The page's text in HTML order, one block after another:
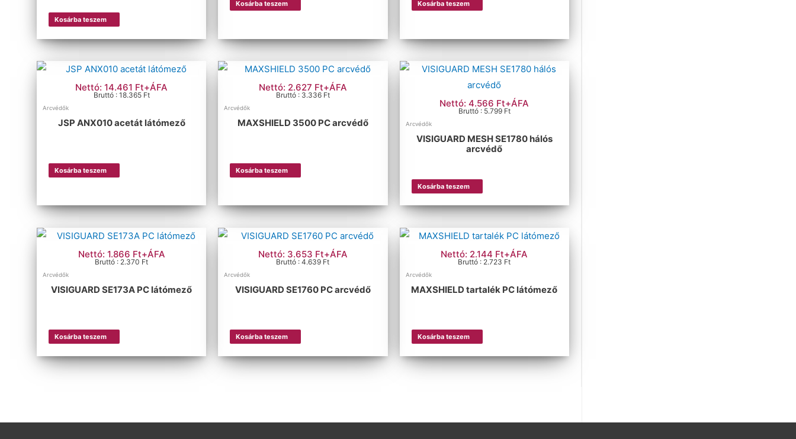
Kosárba teszem
Kosárba teszem Kosárba teszem
Nettó: 14.461 Ft+ÁFA
Bruttó : 18.365 Ft
Arcvédők
JSP ANX010 acetát látómező
Kosárba teszem
Nettó: 2.627 Ft+ÁFA
Bruttó : 3.336 Ft
Arcvédők
MAXSHIELD 3500 PC arcvédő
Kosárba teszem
Nettó: 4.566 Ft+ÁFA
Bruttó : 5.799 Ft
Arcvédők
VISIGUARD MESH SE1780 hálós
arcvédő
Kosárba teszem
Nettó: 1.866 Ft+ÁFA
Bruttó : 2.370 Ft
Arcvédők
VISIGUARD SE173A PC látómező
Kosárba teszem
Nettó: 3.653 Ft+ÁFA
Bruttó : 4.639 Ft
Arcvédők
VISIGUARD SE1760 PC arcvédő
Kosárba teszem
Nettó: 2.144 Ft+ÁFA
Bruttó : 2.723 Ft
Arcvédők
MAXSHIELD tartalék PC látómező
Kosárba teszem